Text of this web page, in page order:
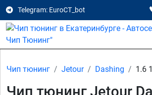
Telegram: EuroCT_bot
Чип тюнинг Jetour Dashing 1.6
Чип тюнинг Jetour